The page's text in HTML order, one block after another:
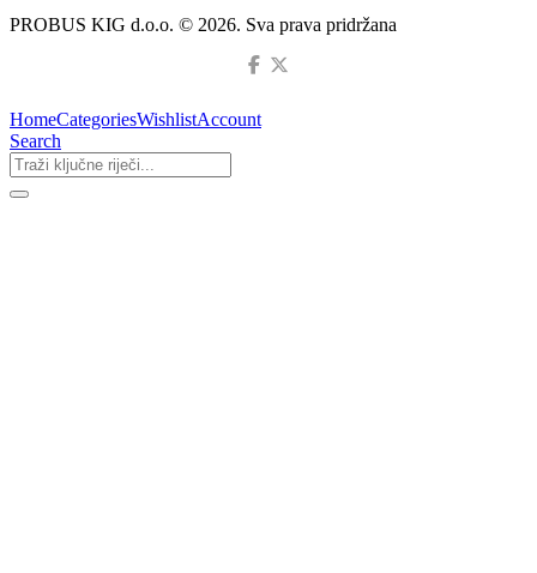
PROBUS KIG d.o.o. © 2026. Sva prava pridržana
HomeCategoriesWishlistAccount
Search